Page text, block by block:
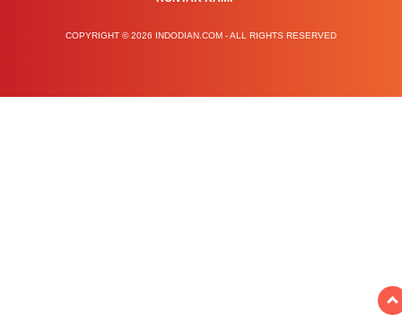
COPYRIGHT © 2026 INDODIAN.COM - ALL RIGHTS RESERVED